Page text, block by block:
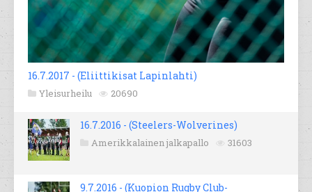
16.7.2017 - (Eliittikisat Lapinlahti)
Yleisurheilu 20690
16.7.2016 - (Steelers-Wolverines)
Amerikkalainen jalkapallo 31603
9.7.2016 - (Kuopion Rugby Club-